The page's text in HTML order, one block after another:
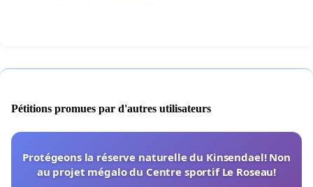
Pétitions promues par d'autres utilisateurs
Protégeons la réserve naturelle du Kinsendael! Non
au projet mégalo du Centre sportif Le Roseau!